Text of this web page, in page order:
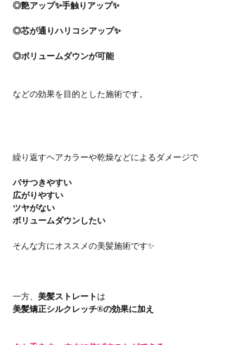
◎艶アップ✨手触りアップ✨
◎芯が通りハリコシアップ✨
◎ボリュームダウンが可能
などの効果を目的とした施術です。
繰り返すヘアカラーや乾燥などによるダメージで
パサつきやすい
広がりやすい
ツヤがない
ボリュームダウンしたい
そんな方にオススメの美髪施術です✨
一方、 美髪ストレートは
美髪矯正シルクレッチ®の効果に加え